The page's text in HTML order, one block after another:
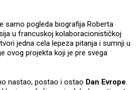
samo pogleda biografija Roberta
u francuskoj kolaboracionističkoj
jedna cela lepeza pitanja i sumnji u
ovog projekta koji je pre svega
nastao, postao i ostao Dan Evrope